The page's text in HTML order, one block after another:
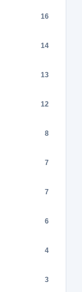
16
14
13
12
8
7
7
6
4
3